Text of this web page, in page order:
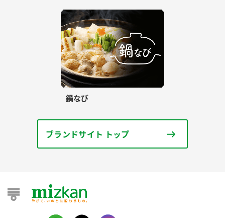
鍋なび
ブランドサイト トップ